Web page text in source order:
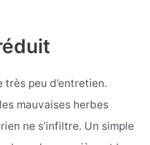
très peu d’entretien.
mauvaises herbes
ne s’infiltre. Un simple